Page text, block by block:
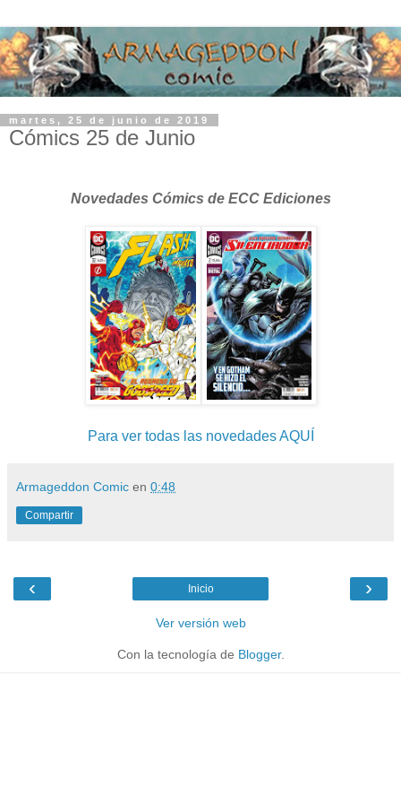
martes, 25 de junio de 2019
Cómics 25 de Junio
Novedades Cómics de ECC Ediciones
Para ver todas las novedades AQUÍ
Armageddon Comic en 0:48
Compartir
‹ ›
Inicio
Ver versión web
Con la tecnología de Blogger.